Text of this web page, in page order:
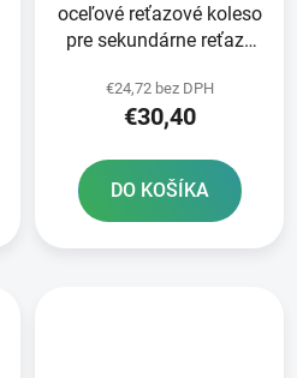
oceľové reťazové koleso
pre sekundárne reťaze
zubov
€24,72 bez DPH
€30,40
DO KOŠÍKA